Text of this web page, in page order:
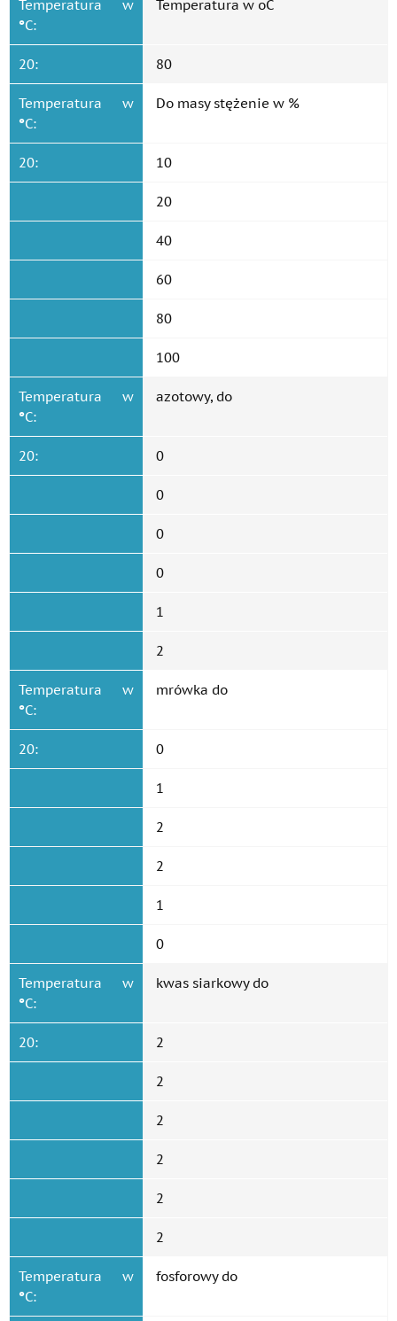
Temperatura w
°C:
Temperatura w oC
20: 80
Temperatura w
°C:
Do masy stężenie w %
20: 10
20
40
60
80
100
Temperatura w
°C:
azotowy, do
20: 0
0
0
0
1
2
Temperatura w
°C:
mrówka do
20: 0
1
2
2
1
0
Temperatura w
°C:
kwas siarkowy do
20: 2
2
2
2
2
2
Temperatura w
°C:
fosforowy do